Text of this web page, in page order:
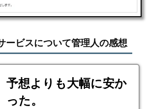
ービスについて管理人の感想
予想よりも大幅に安か
った。